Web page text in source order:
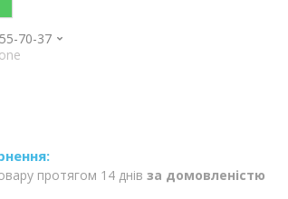
70-37
протягом 14 днів за домовленістю